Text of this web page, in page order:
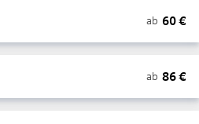
ab 60€
ab 86€